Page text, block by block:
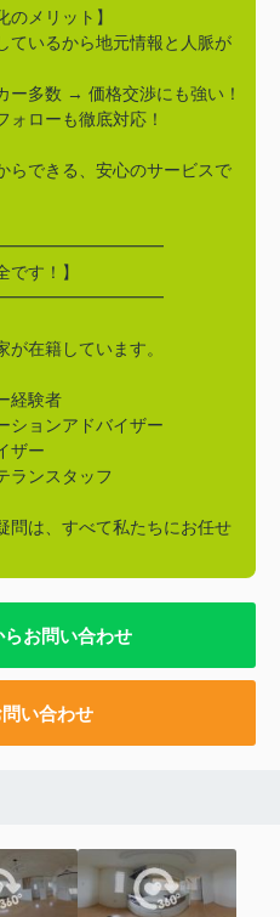
のメリット】
ているから地元情報と人脈が
ー多数 → 価格交渉にも強い！
ォローも徹底対応！
らできる、安心のサービスで
です！】
在籍しています。
経験者
ションアドバイザー
ザー
ランスタッフ
問は、すべて私たちにお任せ
らお問い合わせ
い合わせ